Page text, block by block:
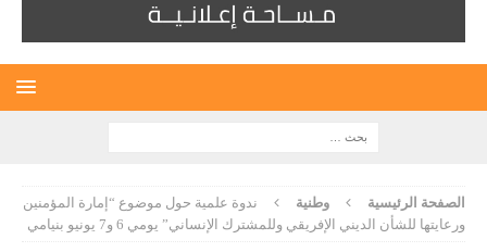
الصفحة الرئيسية وطنية
ندوة علمية حول موضوع “إمارة المؤمنين
ورعايتها للشأن الديني الإفريقي وللمشترك الإنساني” يومي 6 و7 يونيو بنيامي